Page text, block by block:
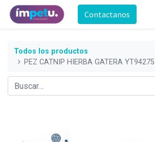
Contactanos
Todos los productos
PEZ CATNIP HIERBA GATERA YT94275